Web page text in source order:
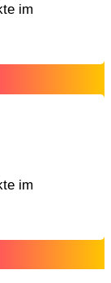
im
im